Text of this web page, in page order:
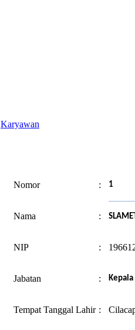
Karyawan
Nomor : 1
Nama :
NIP :
Jabatan : Kepala
Tempat Tanggal Lahir :